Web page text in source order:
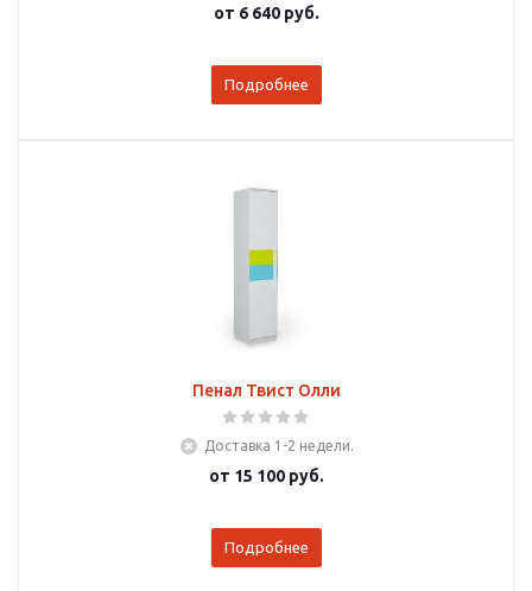
от 6 640 руб.
Подробнее
Пенал Твист Олли
Доставка 1-2 недели.
от 15 100 руб.
Подробнее